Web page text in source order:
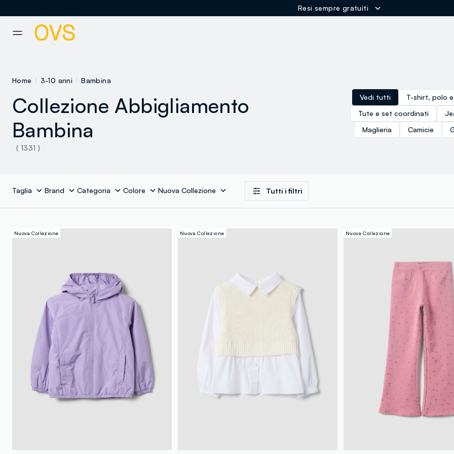
Spedizione Gratuita oltre i 60€
Home 3-10 anni Bambina
Collezione Abbigliamento
Bambina
( 1331 )
Vedi tutti T-shirt, polo
Tute e set coordinati
Maglieria
Camicie
Taglia Brand Categoria Colore Nuova Collezione Tutti i filtri
Nuova Collezione Nuova Collezione Nuova Collezione